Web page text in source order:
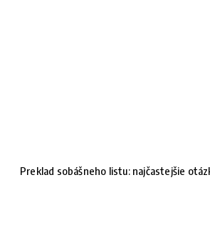
Preklad sobášneho listu: najčastejšie